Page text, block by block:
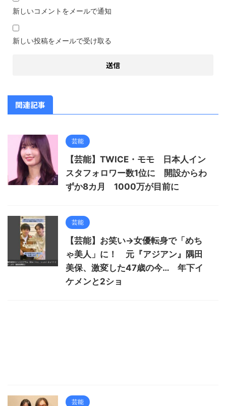
新しいコメントをメールで通知
新しい投稿をメールで受け取る
関連記事
芸能
【芸能】TWICE・モモ 日本人イン
スタフォロワー数1位に 開設からわ
ずか8カ月 1000万が目前に
芸能
【芸能】お笑い→女優転身で「めち
ゃ美人」に！ 元『アジアン』隅田
美保、激変した47歳の今… 年下イ
ケメンと2ショ
芸能